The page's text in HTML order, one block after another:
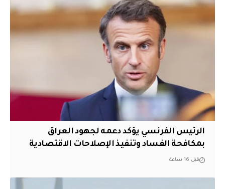
الرئيس الفرنسي يؤكد دعمه لجهود العراق
بمكافحة الفساد وتنفيذ الإصلاحات الاقتصادية
قبل 16 ساعة